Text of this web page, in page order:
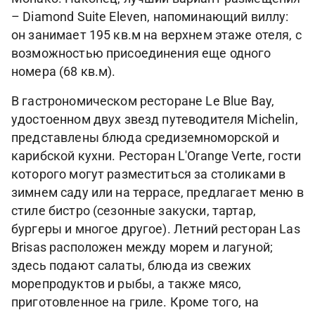
– Diamond Suite Eleven, напоминающий виллу:
он занимает 195 кв.м на верхнем этаже отеля, с
возможностью присоединения еще одного
номера (68 кв.м).
В гастрономическом ресторане Le Blue Bay,
удостоенном двух звезд путеводителя Michelin,
представлены блюда средиземноморской и
карибской кухни. Ресторан L'Orange Verte, гости
которого могут разместиться за столиками в
зимнем саду или на террасе, предлагает меню в
стиле бистро (сезонные закуски, тартар,
бургеры и многое другое). Летний ресторан Las
Brisas расположен между морем и лагуной;
здесь подают салаты, блюда из свежих
морепродуктов и рыбы, а также мясо,
приготовленное на гриле. Кроме того, на